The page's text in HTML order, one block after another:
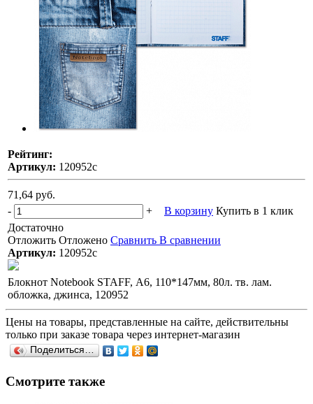
Рейтинг:
Артикул: 120952с
71,64 руб.
-
+ В корзину Купить в 1 клик
Достаточно
Отложить Отложено Сравнить В сравнении
Артикул: 120952с
Блокнот Notebook STAFF, А6, 110*147мм, 80л. тв. лам.
обложка, джинса, 120952
Цены на товары, представленные на сайте, действительны
только при заказе товара через интернет-магазин
Поделиться…
Смотрите также